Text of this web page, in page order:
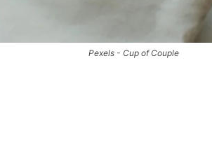
Pexels - Cup of Couple